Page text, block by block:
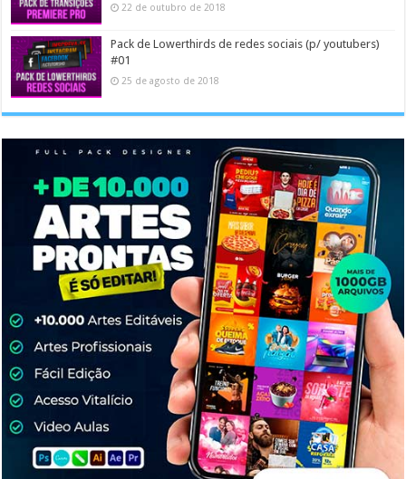
22 de outubro de 2018
Pack de Lowerthirds de redes sociais (p/ youtubers)
#01
25 de agosto de 2018